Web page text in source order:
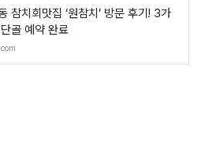
참치회맛집 ‘원참치’ 방문 후기! 3가
골 예약 완료